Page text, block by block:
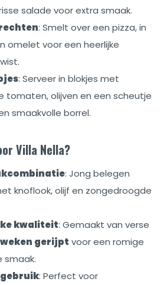
salade voor extra smaak.
: Smelt over een pizza, in
omelet voor een heerlijke
: Serveer in blokjes met
tomaten, olijven en een scheutje
smaakvolle borrel.
Villa Nella?
: Jong belegen
knoflook, olijf en zongedroogde
kwaliteit: Gemaakt van verse
gerijpt voor een romige
smaak.
: Perfect voor